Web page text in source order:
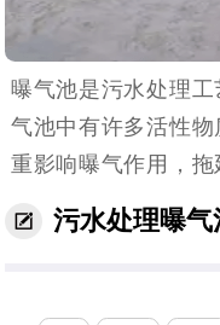
曝气池是污水处理
气池中有许多活性
重影响曝气作用，
会选择在曝气池中
形成。来保证后续